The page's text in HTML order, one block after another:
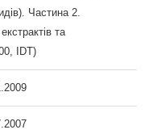
Частина 2.
та
IDT)